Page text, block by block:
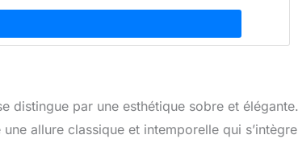
distingue par une esthétique sobre et élégante.
allure classique et intemporelle qui s’intègre